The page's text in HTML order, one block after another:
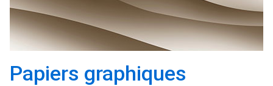
Papiers graphiques